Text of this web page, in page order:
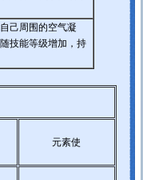
己周围的空气凝
技能等级增加，持
元素使